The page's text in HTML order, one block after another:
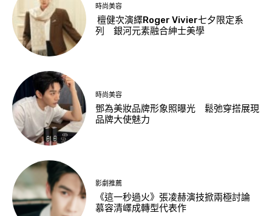
時尚美容
檀健次演繹Roger Vivier七夕限定系
列 銀河元素融合紳士美學
時尚美容
鄧為美妝品牌形象照曝光 鬆弛穿搭展現
品牌大使魅力
影劇推薦
《這一秒過火》張凌赫演技掀兩極討論
慕容清嶧成轉型代表作